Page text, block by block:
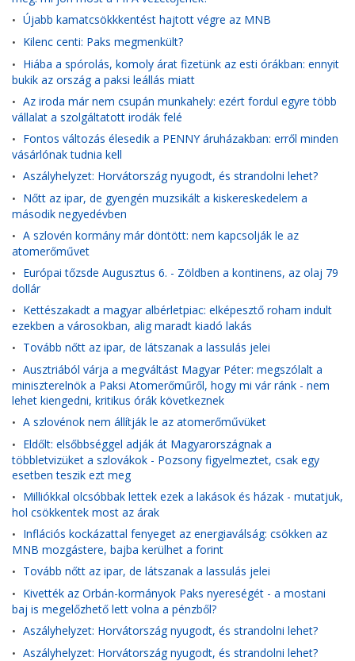
• Újabb kamatcsökkkentést hajtott végre az MNB
• Kilenc centi: Paks megmenkült?
• Hiába a spórolás, komoly árat fizetünk az esti órákban: ennyit
bukik az ország a paksi leállás miatt
• Az iroda már nem csupán munkahely: ezért fordul egyre több
vállalat a szolgáltatott irodák felé
• Fontos változás élesedik a PENNY áruházakban: erről minden
vásárlónak tudnia kell
• Aszályhelyzet: Horvátország nyugodt, és strandolni lehet?
• Nőtt az ipar, de gyengén muzsikált a kiskereskedelem a
második negyedévben
• A szlovén kormány már döntött: nem kapcsolják le az
atomerőművet
• Európai tőzsde Augusztus 6. - Zöldben a kontinens, az olaj 79
dollár
• Kettészakadt a magyar albérletpiac: elképesztő roham indult
ezekben a városokban, alig maradt kiadó lakás
• Tovább nőtt az ipar, de látszanak a lassulás jelei
• Ausztriából várja a megváltást Magyar Péter: megszólalt a
miniszterelnök a Paksi Atomerőműről, hogy mi vár ránk - nem
lehet kiengedni, kritikus órák következnek
• A szlovénok nem állítják le az atomerőművüket
• Eldőlt: elsőbbséggel adják át Magyarországnak a
többletvizüket a szlovákok - Pozsony figyelmeztet, csak egy
esetben teszik ezt meg
• Milliókkal olcsóbbak lettek ezek a lakások és házak - mutatjuk,
hol csökkentek most az árak
• Inflációs kockázattal fenyeget az energiaválság: csökken az
MNB mozgástere, bajba kerülhet a forint
• Tovább nőtt az ipar, de látszanak a lassulás jelei
• Kivették az Orbán-kormányok Paks nyereségét - a mostani
baj is megelőzhető lett volna a pénzből?
• Aszályhelyzet: Horvátország nyugodt, és strandolni lehet?
• Aszályhelyzet: Horvátország nyugodt, és strandolni lehet?